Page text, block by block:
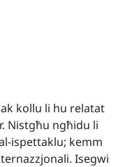
kollu li hu relatat
Nistgħu ngħidu li
ispettaklu; kemm
Isegwi